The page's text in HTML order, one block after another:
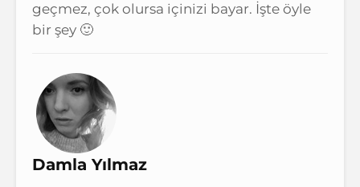
geçmez, çok olursa içinizi bayar. İşte öyle
bir şey 🙂
Damla Yılmaz